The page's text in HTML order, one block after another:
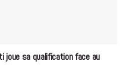
joue sa qualification face au